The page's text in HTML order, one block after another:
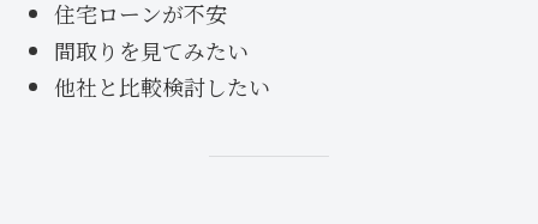
住宅ローンが不安
間取りを見てみたい
他社と比較検討したい